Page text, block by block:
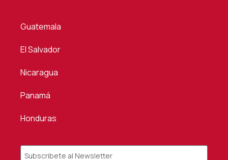
Guatemala
El Salvador
Nicaragua
Panamá
Honduras